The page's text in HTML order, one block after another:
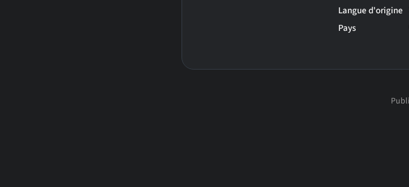
Langue d'origine
Pays